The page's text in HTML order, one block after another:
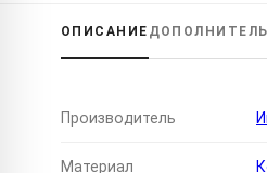
ОПИСАНИЕ
Производитель
Материал